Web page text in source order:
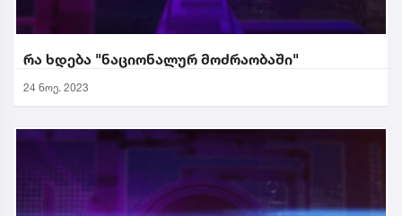
რა ხდება "ნაციონალურ მოძრაობაში"
24 ნოე. 2023